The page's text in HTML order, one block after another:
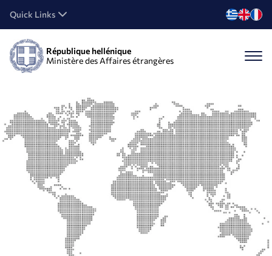
Quick Links
République hellénique
Ministère des Affaires étrangères